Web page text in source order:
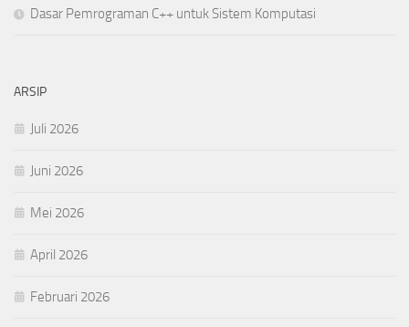
Dasar Pemrograman C++ untuk Sistem Komputasi
ARSIP
Juli 2026
Juni 2026
Mei 2026
April 2026
Februari 2026